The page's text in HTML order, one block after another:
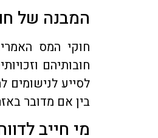
המבנה של
חוקי המס
לסייע לנישומים
בין אם מדובר
מי חייב